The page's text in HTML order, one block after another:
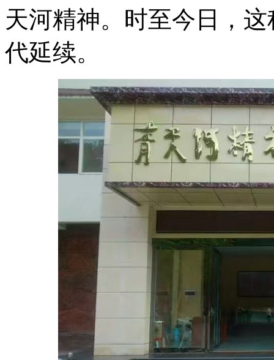
天河精神。 时至今日，
代延续。